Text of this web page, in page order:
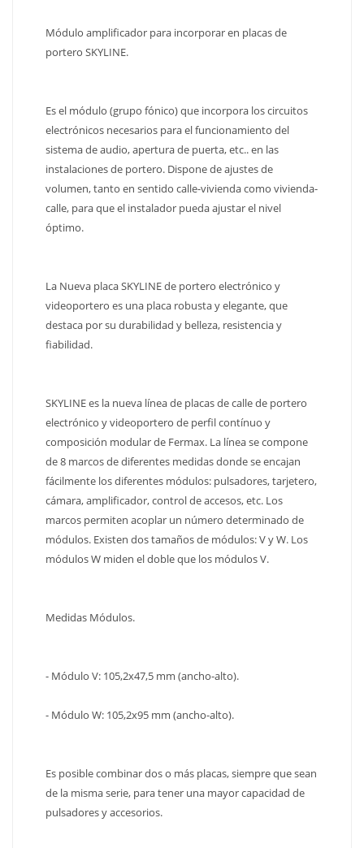
Módulo amplificador para incorporar en placas de
portero SKYLINE.
Es el módulo (grupo fónico) que incorpora los circuitos
electrónicos necesarios para el funcionamiento del
sistema de audio, apertura de puerta, etc.. en las
instalaciones de portero. Dispone de ajustes de
volumen, tanto en sentido calle-vivienda como vivienda-
calle, para que el instalador pueda ajustar el nivel
óptimo.
La Nueva placa SKYLINE de portero electrónico y
videoportero es una placa robusta y elegante, que
destaca por su durabilidad y belleza, resistencia y
fiabilidad.
SKYLINE es la nueva línea de placas de calle de portero
electrónico y videoportero de perfil contínuo y
composición modular de Fermax. La línea se compone
de 8 marcos de diferentes medidas donde se encajan
fácilmente los diferentes módulos: pulsadores, tarjetero,
cámara, amplificador, control de accesos, etc. Los
marcos permiten acoplar un número determinado de
módulos. Existen dos tamaños de módulos: V y W. Los
módulos W miden el doble que los módulos V.
Medidas Módulos.
- Módulo V: 105,2x47,5 mm (ancho-alto).
- Módulo W: 105,2x95 mm (ancho-alto).
Es posible combinar dos o más placas, siempre que sean
de la misma serie, para tener una mayor capacidad de
pulsadores y accesorios.